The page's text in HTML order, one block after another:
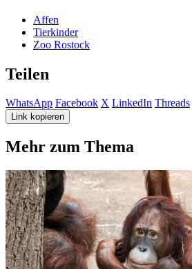
Affen
Tierkinder
Zoo Rostock
Teilen
WhatsApp Facebook X LinkedIn Threads
Link kopieren
Mehr zum Thema